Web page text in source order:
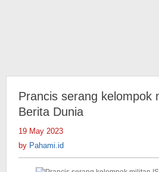
Prancis serang kelompok
Berita Dunia
19 May 2023
by Pahami.id